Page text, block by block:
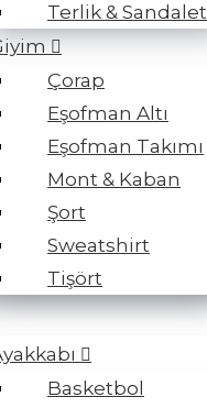
Terlik & Sandalet
Çorap
Eşofman Altı
Eşofman Takımı
Mont & Kaban
Şort
Sweatshirt
Tişört
Basketbol